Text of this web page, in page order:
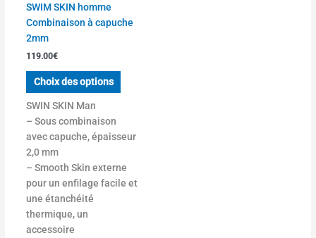
SWIM SKIN homme
Combinaison à capuche
2mm
119.00€
Choix des options
SWIN SKIN Man
– Sous combinaison
avec capuche, épaisseur
2,0 mm
– Smooth Skin externe
pour un enfilage facile et
une étanchéité
thermique, un
accessoire